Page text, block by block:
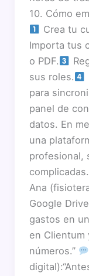
10. Cómo
Crea tu
Importa tus
o PDF.
sus roles.
para
panel de
datos. En
una
profesional,
Ana
Google
gastos en
en Clientum
números.”